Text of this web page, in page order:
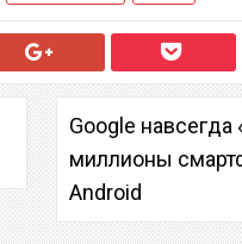
Google навсегда
миллионы
Android